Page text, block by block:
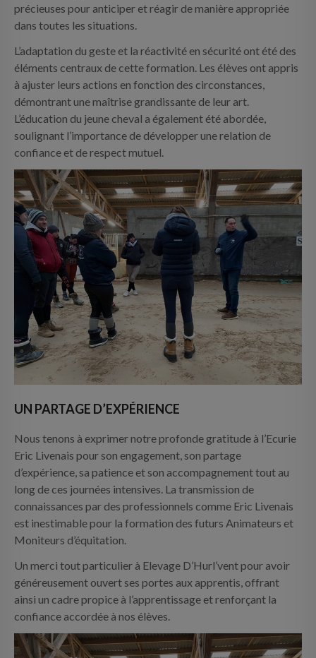
précieuses pour anticiper et réagir de manière appropriée
dans toutes les situations.
L’adaptation du geste et la réactivité en sécurité ont été des
éléments centraux de cette formation. Les élèves ont appris
à ajuster leurs actions en fonction des circonstances,
démontrant une maîtrise grandissante de leur art.
L’éducation du jeune cheval a également été abordée,
soulignant l’importance de développer une relation de
confiance et de respect mutuel.
UN PARTAGE D’EXPÉRIENCE
Nous tenons à exprimer notre profonde gratitude à l’Ecurie
Eric Livenais pour son engagement, son partage
d’expérience, sa patience et son accompagnement tout au
long de ces journées intensives. La transmission de
connaissances par des professionnels comme Eric Livenais
est inestimable pour la formation des futurs Animateurs et
Moniteurs d’équitation.
Un merci tout particulier à Elevage D’Hurl’vent pour avoir
généreusement ouvert ses portes aux apprentis, offrant
ainsi un cadre propice à l’apprentissage et renforçant la
confiance accordée à nos élèves.